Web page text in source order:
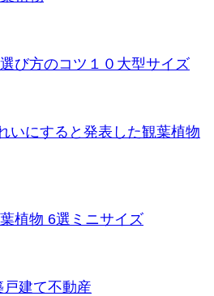
び方のコツ１０ 大型サイズ
いにすると発表した観葉植物
植物 6選 ミニサイズ
建て不動産